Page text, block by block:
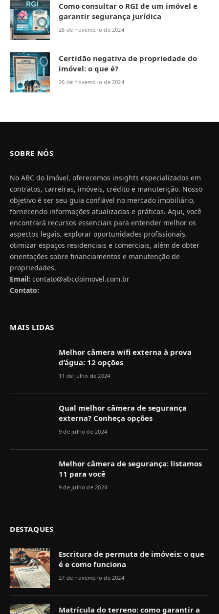
Como consultar o RGI de um imóvel e
garantir segurança jurídica
26 de novembro de 2024
Certidão negativa de propriedade do
imóvel: o que é?
26 de novembro de 2024
SOBRE NÓS
No ABC do Imóvel, oferecemos insights especializados em
contratos, carreiras, imóveis, crédito e manutenção. Nosso
objetivo é ser seu guia confiável no mercado imobiliário,
fornecendo informações atualizadas e práticas. Aqui, você
encontrará recursos essenciais para entender melhor os
aspectos legais, explorar oportunidades profissionais,
otimizar espaços residenciais e comerciais, além de obter
orientações sobre financiamentos e manutenção de
propriedades.
Email: contato@abcdoimovel.com.br
Contato:
MAIS LIDAS
Melhor câmera wifi externa à prova
d’água: 12 opções
11 de julho de 2024
Qual melhor câmera de segurança
externa? Conheça opções
9 de julho de 2024
Melhor câmera de segurança: listamos
11 para você
9 de julho de 2024
DESTAQUES
Escritura de permuta de imóveis: o que
é e como funciona
27 de novembro de 2024
Matrícula do terreno: como garantir a